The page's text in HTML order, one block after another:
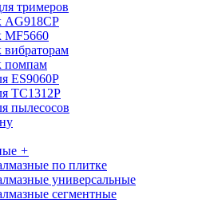
тримеров
AG918CP
MF5660
вибраторам
помпам
ES9060P
TC1312P
пылесосов
+
по плитке
универсальные
сегментные